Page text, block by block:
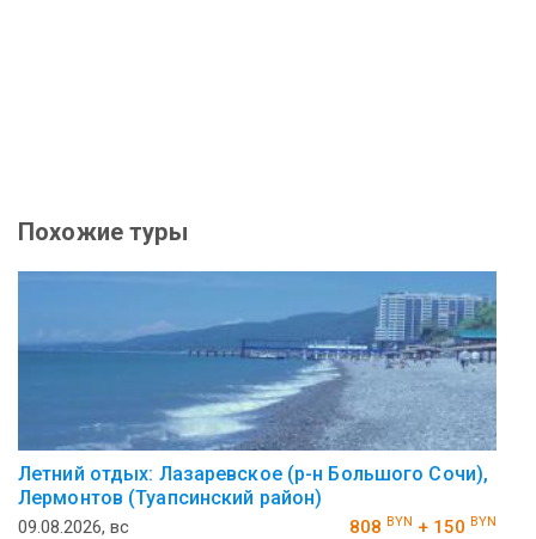
Похожие туры
Летний отдых: Лазаревское (р-н Большого Сочи),
Лермонтов (Туапсинский район)
09.08.2026, вс 808 BYN + 150 BYN